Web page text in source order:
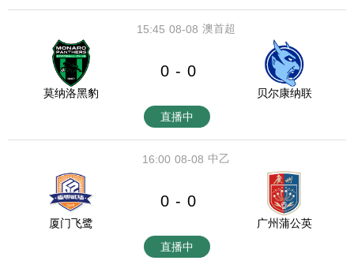
08-08
15:45 澳首超
莫纳洛黑豹
0 - 0
贝尔康纳联
直播中
08-08
16:00 中乙
厦门飞鹭
0 - 0
广州蒲公英
直播中